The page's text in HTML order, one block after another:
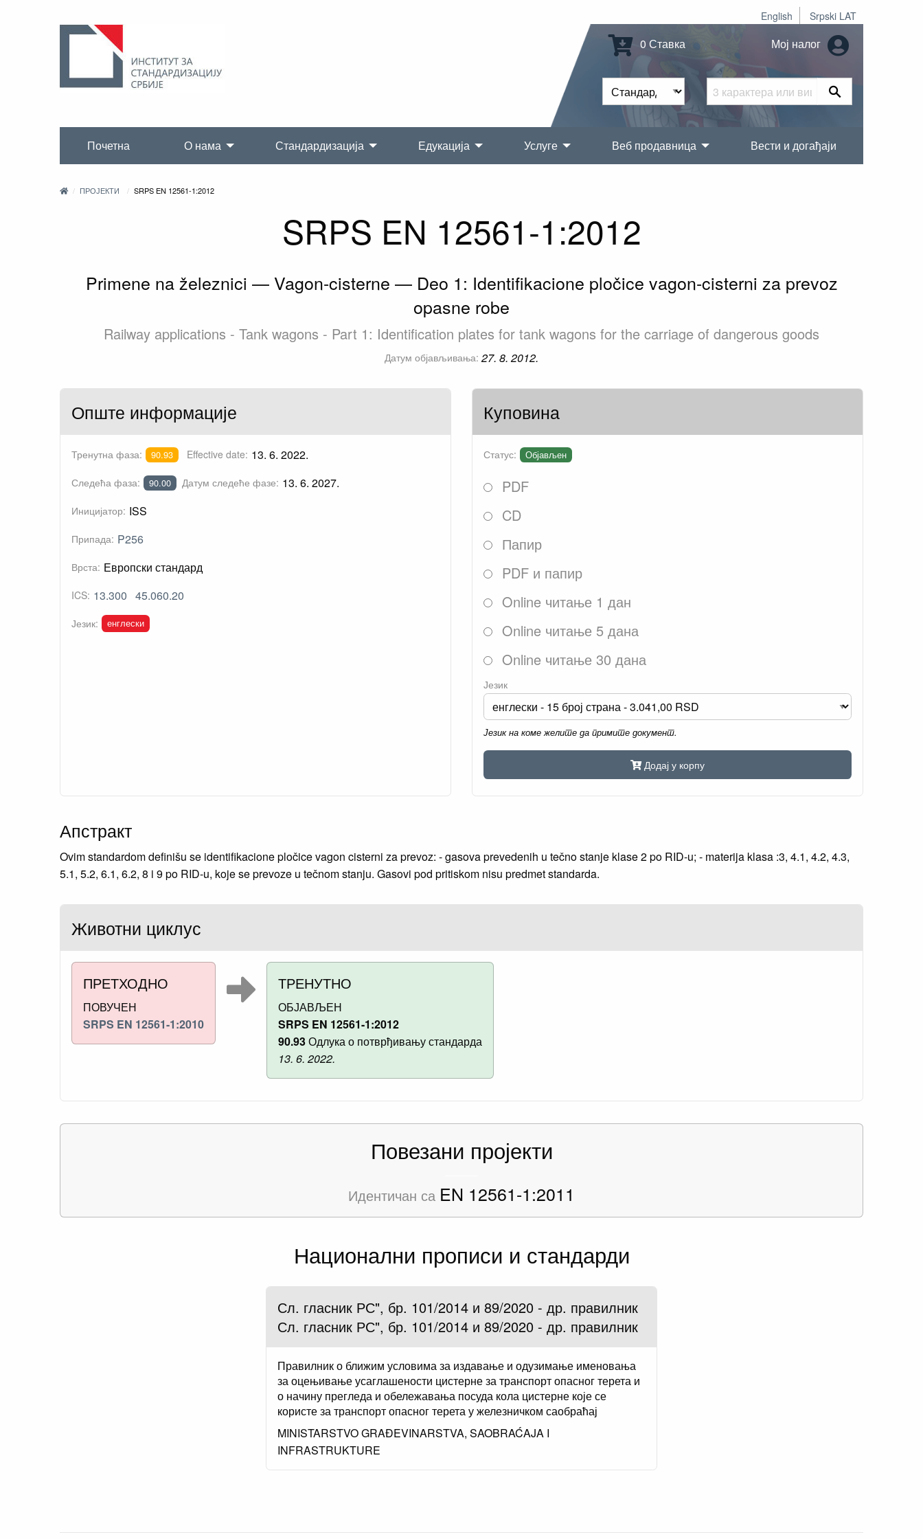
English Srpski LAT
0 Ставка Мој налог
Почетна О нама Стандардизација Едукација Услуге Веб продавница Вести и догађаји
ПРОЈЕКТИ SRPS EN 12561-1:2012
SRPS EN 12561-1:2012
Primene na železnici — Vagon-cisterne — Deo 1: Identifikacione pločice vagon-cisterni za prevoz
opasne robe
Railway applications - Tank wagons - Part 1: Identification plates for tank wagons for the carriage of dangerous goods
Датум објављивања: 27. 8. 2012.
Опште информације
Тренутна фаза: 90.93 Effective date: 13. 6. 2022.
Следећа фаза: 90.00 Датум следеће фазе: 13. 6. 2027.
Иницијатор: ISS
Припада: P256
Врста: Европски стандард
ICS: 13.300 45.060.20
Језик: енглески
Куповина
Статус: Објављен
PDF
CD
Папир
PDF и папир
Online читање 1 дан
Online читање 5 дана
Online читање 30 дана
Језик
Језик на коме желите да примите документ.
Додај у корпу
Апстракт
Ovim standardom definišu se identifikacione pločice vagon cisterni za prevoz: - gasova prevedenih u tečno stanje klase 2 po RID-u; - materija klasa :3, 4.1, 4.2, 4.3,
5.1, 5.2, 6.1, 6.2, 8 i 9 po RID-u, koje se prevoze u tečnom stanju. Gasovi pod pritiskom nisu predmet standarda.
Животни циклус
ПРЕТХОДНО
ПОВУЧЕН
SRPS EN 12561-1:2010
ТРЕНУТНО
ОБЈАВЉЕН
SRPS EN 12561-1:2012
90.93Одлука о потврђивању стандарда
13. 6. 2022.
Повезани пројекти
Идентичан са EN 12561-1:2011
Национални прописи и стандарди
Сл. гласник РС", бр. 101/2014 и 89/2020 - др. правилник
Сл. гласник РС", бр. 101/2014 и 89/2020 - др. правилник
Правилник о ближим условима за издавање и одузимање именовања
за оцењивање усаглашености цистерне за транспорт опасног терета и
о начину прегледа и обележавања посуда кола цистерне које се
користе за транспорт опасног терета у железничком саобраћај
MINISTARSTVO GRAĐEVINARSTVA, SAOBRAĆAJA I
INFRASTRUKTURE